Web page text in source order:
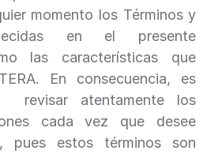
momento los Términos y
en el presente
las características que
En consecuencia, es
revisar atentamente los
cada vez que desee
pues estos términos son